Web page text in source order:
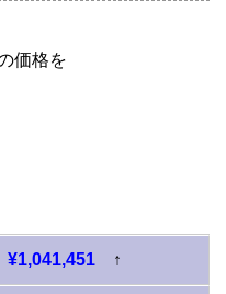
価格を
¥1,041,451 ↑